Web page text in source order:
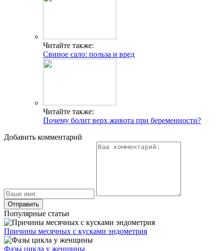
Читайте также:
Свиное сало: польза и вред
Читайте также:
Почему болит верх живота при беременности?
Добавить комментарий
Популярные статьи
Причины месячных с кусками эндометрия
Фазы цикла у женщины